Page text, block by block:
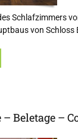
Schlafzimmers
von Schloss
Beletage –